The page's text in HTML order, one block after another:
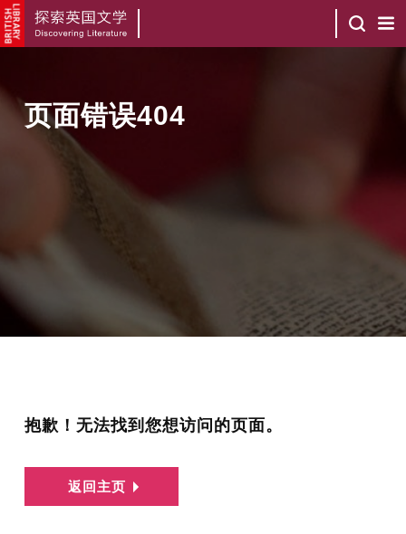
页面错误404
抱歉！无法找到您想访问的页面。
返回主页